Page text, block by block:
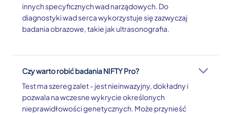
innych specyficznych wad narządowych. Do
diagnostyki wad serca wykorzystuje się zazwyczaj
badania obrazowe, takie jak ultrasonografia.
Czy warto robić badania NIFTY Pro?
Test ma szereg zalet - jest nieinwazyjny, dokładny i
pozwala na wczesne wykrycie określonych
nieprawidłowości genetycznych. Może przynieść